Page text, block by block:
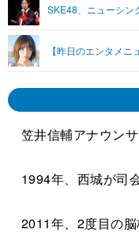
プッシュ通知の停止方法
SKE48、ニューシン
【昨日のエンタメ
笠井信輔アナウン
1994年、西城が司
2011年、2度目の脳